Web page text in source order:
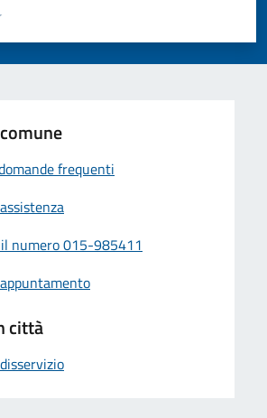
pagina
5 stelle su 5
stelle su 5
su 5
5
frequenti
numero 015-985411
città